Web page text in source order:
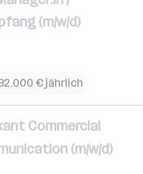
(m/w/d)
€ jährlich
Commercial
(m/w/d)